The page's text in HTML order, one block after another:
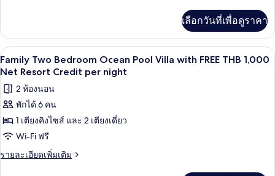
FREE
THB
1,000
Net
Resort
Credit
per
night
เกี่ยว
กับ
Royal
Grand
Villa
with
THB
1,000
Resort
เลือกวันที่เพื่อดูราคา
เปิด
ภาพถ่าย
ทั้งหมด
ของ
Family
Two
Bedroom
5
Family Two Bedroom Ocean Pool Villa with FREE THB 1,000
Net Resort Credit per night
2 ห้องนอน
พักได้ 6 คน
1 เตียงคิงไซส์ และ 2 เตียงเดี่ยว
Wi-Fi ฟรี
รายละเอียดเพิ่มเติม
ราย